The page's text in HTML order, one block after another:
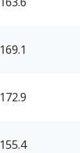
169.1
172.9
155.4